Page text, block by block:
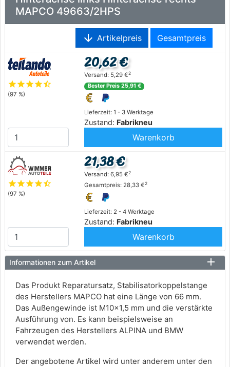
MAPCO 49663/2HPS
arrow_downward Artikelpreis Gesamtpreis
starstarstarstarstar_half
(97 %)
Lieferzeit: 1 - 3 Werktage
Zustand: Fabrikneu
20,62 €
Versand: 5,29 €2
Bester Preis 25,91 €
Warenkorb
starstarstarstarstar_half
(97 %)
Lieferzeit: 2 - 4 Werktage
Zustand: Fabrikneu
21,38 €
Versand: 6,95 €2
Gesamtpreis: 28,33 €2
Warenkorb
Informationen zum Artikel
Das Produkt Reparatursatz, Stabilisatorkoppelstange
des Herstellers MAPCO hat eine Länge von 66 mm.
Das Außengewinde ist M10x1,5 mm und die verstärkte
Ausführung von. Es kann beispielsweise an
Fahrzeugen des Herstellers ALPINA und BMW
verwendet werden.
Der angebotene Artikel wird unter anderem unter den